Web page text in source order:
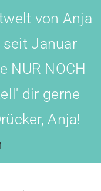
von Anja
seit Januar
NUR NOCH
dir gerne
Anja!